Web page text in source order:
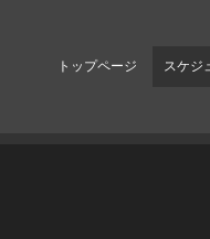
トップページ スケジ